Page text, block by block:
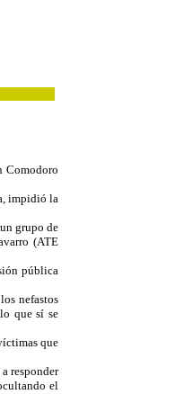
Comodoro
impidió la
grupo de
(ATE
pública
nefastos
que sí se
que
responder
el